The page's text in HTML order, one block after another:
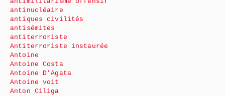
antinucléaire
antiques civilités
antisémites
antiterroriste
Antiterroriste instaurée
Antoine
Antoine Costa
Antoine D’Agata
Antoine voit
Anton Ciliga